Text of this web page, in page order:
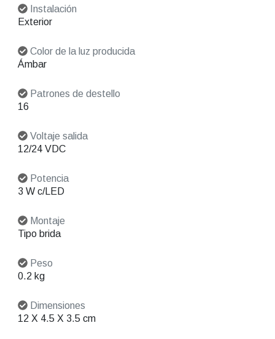
Instalación
Exterior
Color de la luz producida
Ámbar
Patrones de destello
16
Voltaje salida
12/24 VDC
Potencia
3 W c/LED
Montaje
Tipo brida
Peso
0.2 kg
Dimensiones
12 X 4.5 X 3.5 cm